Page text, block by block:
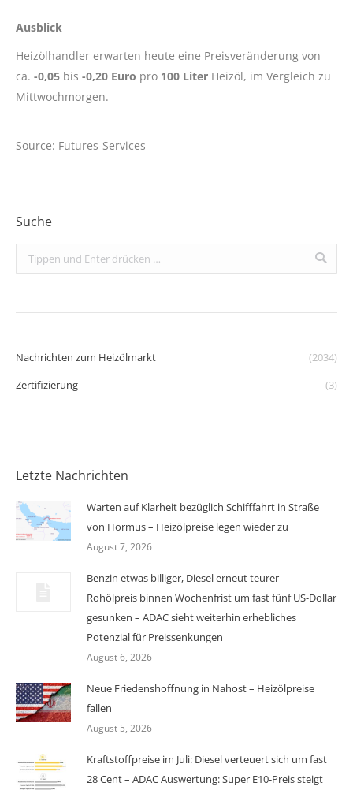
Ausblick
Heizölhandler erwarten heute eine Preisveränderung von
ca. -0,05 bis -0,20 Euro pro 100 Liter Heizöl, im Vergleich zu
Mittwochmorgen.
Source: Futures-Services
Suche
Search:
Nachrichten zum Heizölmarkt
(2034)
Zertifizierung
(3)
Letzte Nachrichten
Warten auf Klarheit bezüglich Schifffahrt in Straße
von Hormus – Heizölpreise legen wieder zu
August 7, 2026
Benzin etwas billiger, Diesel erneut teurer –
Rohölpreis binnen Wochenfrist um fast fünf US-Dollar
gesunken – ADAC sieht weiterhin erhebliches
Potenzial für Preissenkungen
August 6, 2026
Neue Friedenshoffnung in Nahost – Heizölpreise
fallen
August 5, 2026
Kraftstoffpreise im Juli: Diesel verteuert sich um fast
28 Cent – ADAC Auswertung: Super E10-Preis steigt